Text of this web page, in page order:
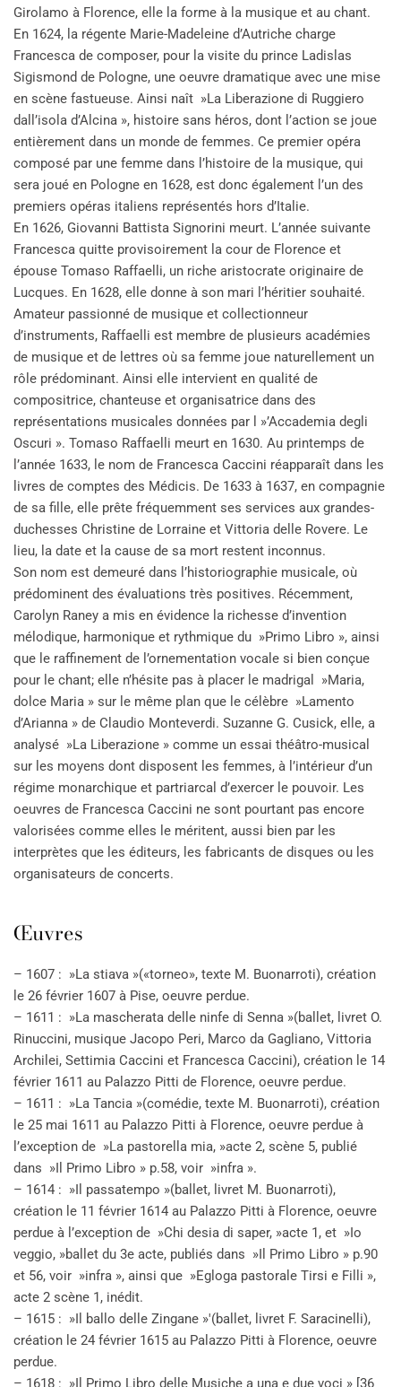
Girolamo à Florence, elle la forme à la musique et au chant.
En 1624, la régente Marie-Madeleine d’Autriche charge
Francesca de composer, pour la visite du prince Ladislas
Sigismond de Pologne, une oeuvre dramatique avec une mise
en scène fastueuse. Ainsi naît »La Liberazione di Ruggiero
dall’isola d’Alcina », histoire sans héros, dont l’action se joue
entièrement dans un monde de femmes. Ce premier opéra
composé par une femme dans l’histoire de la musique, qui
sera joué en Pologne en 1628, est donc également l’un des
premiers opéras italiens représentés hors d’Italie.
En 1626, Giovanni Battista Signorini meurt. L’année suivante
Francesca quitte provisoirement la cour de Florence et
épouse Tomaso Raffaelli, un riche aristocrate originaire de
Lucques. En 1628, elle donne à son mari l’héritier souhaité.
Amateur passionné de musique et collectionneur
d’instruments, Raffaelli est membre de plusieurs académies
de musique et de lettres où sa femme joue naturellement un
rôle prédominant. Ainsi elle intervient en qualité de
compositrice, chanteuse et organisatrice dans des
représentations musicales données par l »’Accademia degli
Oscuri ». Tomaso Raffaelli meurt en 1630. Au printemps de
l’année 1633, le nom de Francesca Caccini réapparaît dans les
livres de comptes des Médicis. De 1633 à 1637, en compagnie
de sa fille, elle prête fréquemment ses services aux grandes-
duchesses Christine de Lorraine et Vittoria delle Rovere. Le
lieu, la date et la cause de sa mort restent inconnus.
Son nom est demeuré dans l’historiographie musicale, où
prédominent des évaluations très positives. Récemment,
Carolyn Raney a mis en évidence la richesse d’invention
mélodique, harmonique et rythmique du »Primo Libro », ainsi
que le raffinement de l’ornementation vocale si bien conçue
pour le chant; elle n’hésite pas à placer le madrigal »Maria,
dolce Maria » sur le même plan que le célèbre »Lamento
d’Arianna » de Claudio Monteverdi. Suzanne G. Cusick, elle, a
analysé »La Liberazione » comme un essai théâtro-musical
sur les moyens dont disposent les femmes, à l’intérieur d’un
régime monarchique et partriarcal d’exercer le pouvoir. Les
oeuvres de Francesca Caccini ne sont pourtant pas encore
valorisées comme elles le méritent, aussi bien par les
interprètes que les éditeurs, les fabricants de disques ou les
organisateurs de concerts.
Œuvres
– 1607 : »La stiava »(«torneo», texte M. Buonarroti), création
le 26 février 1607 à Pise, oeuvre perdue.
– 1611 : »La mascherata delle ninfe di Senna »(ballet, livret O.
Rinuccini, musique Jacopo Peri, Marco da Gagliano, Vittoria
Archilei, Settimia Caccini et Francesca Caccini), création le 14
février 1611 au Palazzo Pitti de Florence, oeuvre perdue.
– 1611 : »La Tancia »(comédie, texte M. Buonarroti), création
le 25 mai 1611 au Palazzo Pitti à Florence, oeuvre perdue à
l’exception de »La pastorella mia, »acte 2, scène 5, publié
dans »Il Primo Libro » p.58, voir »infra ».
– 1614 : »Il passatempo »(ballet, livret M. Buonarroti),
création le 11 février 1614 au Palazzo Pitti à Florence, oeuvre
perdue à l’exception de »Chi desia di saper, »acte 1, et »Io
veggio, »ballet du 3e acte, publiés dans »Il Primo Libro » p.90
et 56, voir »infra », ainsi que »Egloga pastorale Tirsi e Filli »,
acte 2 scène 1, inédit.
– 1615 : »Il ballo delle Zingane »'(ballet, livret F. Saracinelli),
création le 24 février 1615 au Palazzo Pitti à Florence, oeuvre
perdue.
– 1618 : »Il Primo Libro delle Musiche a una e due voci » [36